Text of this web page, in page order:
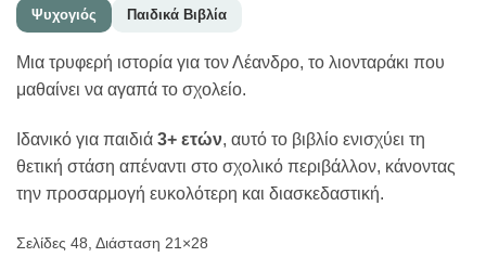
Ψυχογιός Παιδικά Βιβλία
Μια τρυφερή ιστορία για τον Λέανδρο, το λιονταράκι που
μαθαίνει να αγαπά το σχολείο.
Ιδανικό για παιδιά 3+ ετών, αυτό το βιβλίο ενισχύει τη
θετική στάση απέναντι στο σχολικό περιβάλλον, κάνοντας
την προσαρμογή ευκολότερη και διασκεδαστική.
Σελίδες 48, Διάσταση 21×28